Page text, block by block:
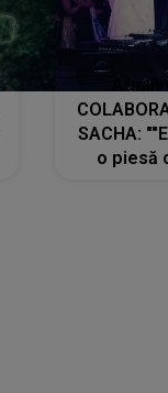
SACHA:
o piesă